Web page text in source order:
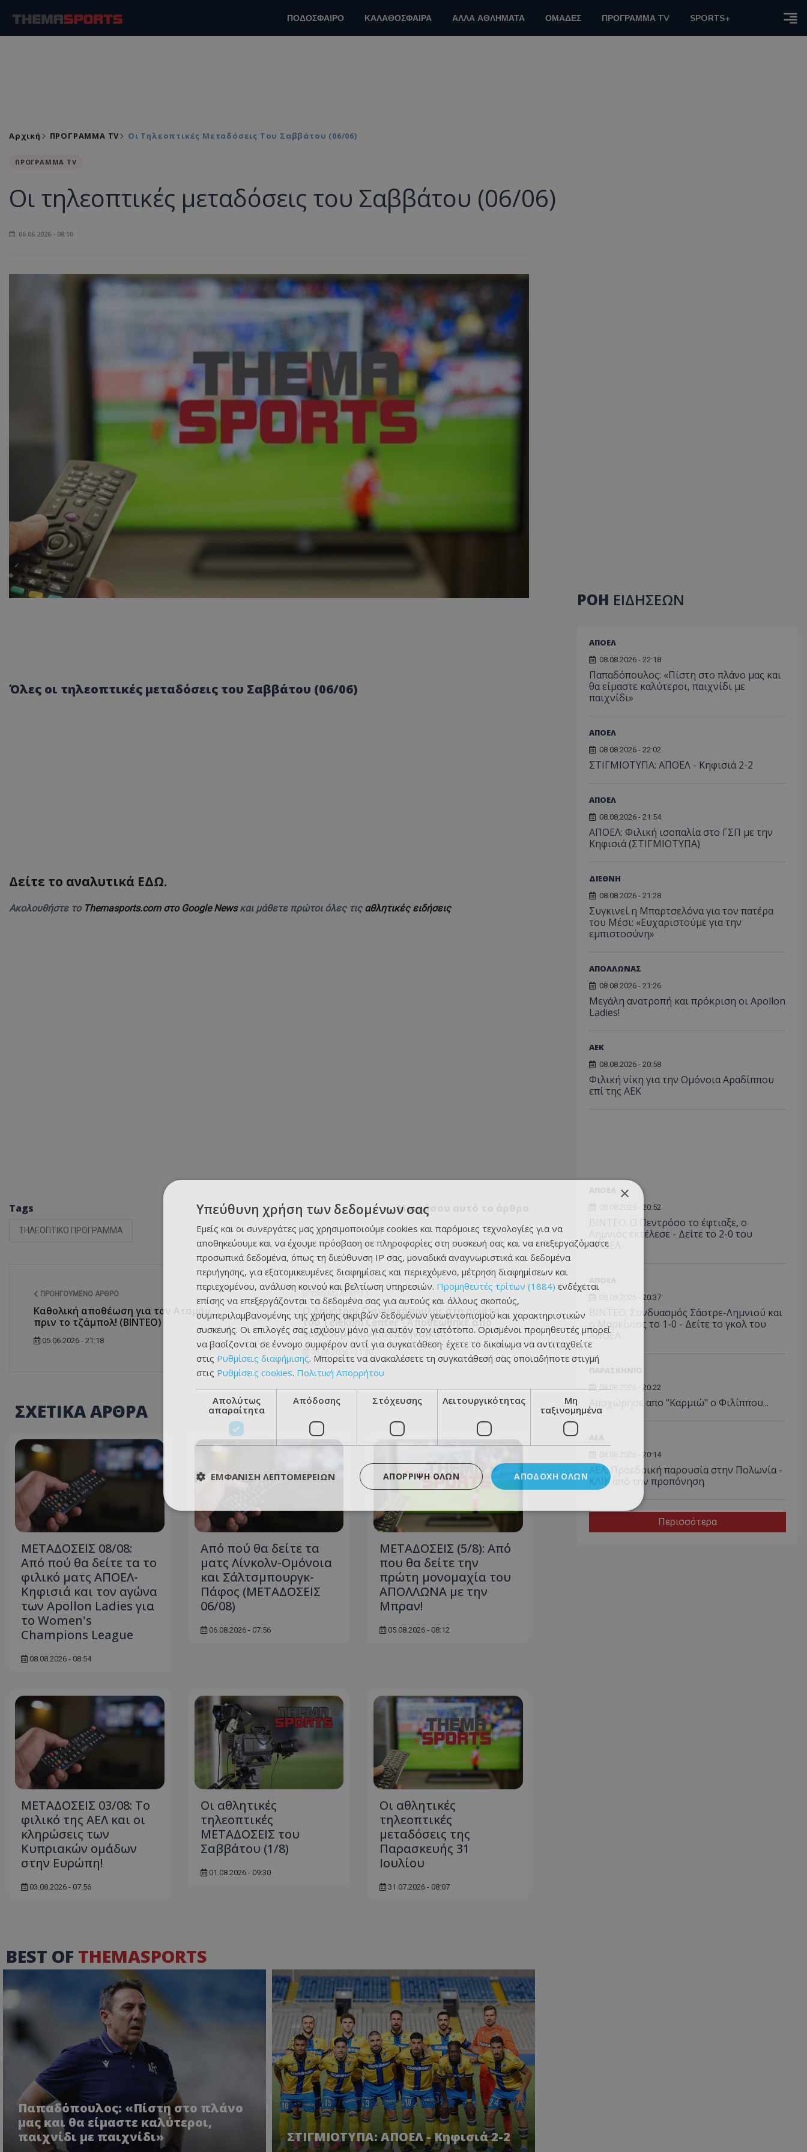
ΠΟΔΟΣΦΑΙΡΟ ΚΑΛΑΘΟΣΦΑΙΡΑ ΑΛΛΑ ΑΘΛΗΜΑΤΑ ΟΜΑΔΕΣ ΠΡΟΓΡΑΜΜΑ TV SPORTS+
Αρχική ΠΡΟΓΡΑΜΜΑ TV Οι Τηλεοπτικές Μεταδόσεις Του Σαββάτου (06/06)
ΠΡΟΓΡΑΜΜΑ TV
Οι τηλεοπτικές μεταδόσεις του Σαββάτου (06/06)
06.06.2026 - 08:10
Όλες οι τηλεοπτικές μεταδόσεις του Σαββάτου (06/06)
Δείτε το αναλυτικά ΕΔΩ.
Ακολουθήστε το Themasports.com στο Google Newsκαι μάθετε πρώτοι όλες τις αθλητικές ειδήσεις
Tags
ΤΗΛΕΟΠΤΙΚΟ ΠΡΟΓΡΑΜΜΑ
Μοιράσου αυτό το άρθρο
ΠΡΟΗΓΟΎΜΕΝΟ ΆΡΘΡΟ
Καθολική αποθέωση για τον Αταμάν
πριν το τζάμπολ! (ΒΙΝΤΕΟ)
05.06.2026 - 21:18
ΕΠΌΜΕΝΟ ΆΡΘΡΟ
Ο Δημήτρης Γιαννακόπουλος στη σουίτα
του Telekom Center - Αποθεώθηκε από
τον κόσμο του Παναθηναϊκού
05.06.2026 - 21:30
ΣΧΕΤΙΚΑ ΑΡΘΡΑ
ΜΕΤΑΔΟΣΕΙΣ 08/08:
Από πού θα δείτε τα το
φιλικό ματς ΑΠΟΕΛ-
Κηφισιά και τον αγώνα
των Apollon Ladies για
το Women's
Champions League
08.08.2026 - 08:54
Από πού θα δείτε τα
ματς Λίνκολν-Ομόνοια
και Σάλτσμπουργκ-
Πάφος (ΜΕΤΑΔΟΣΕΙΣ
06/08)
06.08.2026 - 07:56
ΜΕΤΑΔΟΣΕΙΣ (5/8): Από
που θα δείτε την
πρώτη μονομαχία του
ΑΠΟΛΛΩΝΑ με την
Μπραν!
05.08.2026 - 08:12
ΜΕΤΑΔΟΣΕΙΣ 03/08: Το
φιλικό της ΑΕΛ και οι
κληρώσεις των
Κυπριακών ομάδων
στην Ευρώπη!
03.08.2026 - 07:56
Οι αθλητικές
τηλεοπτικές
ΜΕΤΑΔΟΣΕΙΣ του
Σαββάτου (1/8)
01.08.2026 - 09:30
Οι αθλητικές
τηλεοπτικές
μεταδόσεις της
Παρασκευής 31
Ιουλίου
31.07.2026 - 08:07
BEST OF THEMASPORTS
Παπαδόπουλος: «Πίστη στο πλάνο
μας και θα είμαστε καλύτεροι,
παιχνίδι με παιχνίδι»
ΣΤΙΓΜΙΟΤΥΠΑ: ΑΠΟΕΛ - Κηφισιά 2-2
ΡΟΗ ΕΙΔΗΣΕΩΝ
ΑΠΟΕΛ
08.08.2026 - 22:18
Παπαδόπουλος: «Πίστη στο πλάνο μας και
θα είμαστε καλύτεροι, παιχνίδι με
παιχνίδι»
ΑΠΟΕΛ
08.08.2026 - 22:02
ΣΤΙΓΜΙΟΤΥΠΑ: ΑΠΟΕΛ - Κηφισιά 2-2
ΑΠΟΕΛ
08.08.2026 - 21:54
ΑΠΟΕΛ: Φιλική ισοπαλία στο ΓΣΠ με την
Κηφισιά (ΣΤΙΓΜΙΟΤΥΠΑ)
ΔΙΕΘΝΗ
08.08.2026 - 21:28
Συγκινεί η Μπαρτσελόνα για τον πατέρα
του Μέσι: «Ευχαριστούμε για την
εμπιστοσύνη»
ΑΠΟΛΛΩΝΑΣ
08.08.2026 - 21:26
Μεγάλη ανατροπή και πρόκριση οι Apollon
Ladies!
ΑEK
08.08.2026 - 20:58
Φιλική νίκη για την Ομόνοια Αραδίππου
επί της ΑΕΚ
08.08.2026 - 20:52
ΒΙΝΤΕΟ: Ο Πεντρόσο το έφτιαξε, ο
Λημνιός εκτέλεσε - Δείτε το 2-0 του
ΑΠΟΕΛ
08.08.2026 - 20:37
ΒΙΝΤΕΟ: Συνδυασμός Σάστρε-Λημνιού και
ο Μαρκίνιος το 1-0 - Δείτε το γκολ του
ΑΠΟΕΛ
08.08.2026 - 20:22
Aποχώρησε απο "Καρμιώ" ο Φιλίππου...
08.08.2026 - 20:14
ΑΕΛ: Προεδρική παρουσία στην Πολωνία -
ΚΛΙΚ από την προπόνηση
Περισσότερα
×
Υπεύθυνη χρήση των δεδομένων σας
Εμείς και οι συνεργάτες μας χρησιμοποιούμε cookies και παρόμοιες τεχνολογίες για να
αποθηκεύουμε και να έχουμε πρόσβαση σε πληροφορίες στη συσκευή σας και να επεξεργαζόμαστε
προσωπικά δεδομένα, όπως τη διεύθυνση IP σας, μοναδικά αναγνωριστικά και δεδομένα
περιήγησης, για εξατομικευμένες διαφημίσεις και περιεχόμενο, μέτρηση διαφημίσεων και
περιεχομένου, ανάλυση κοινού και βελτίωση υπηρεσιών. Προμηθευτές τρίτων (1884) ενδέχεται
επίσης να επεξεργάζονται τα δεδομένα σας για αυτούς και άλλους σκοπούς,
συμπεριλαμβανομένης της χρήσης ακριβών δεδομένων γεωεντοπισμού και χαρακτηριστικών
συσκευής. Οι επιλογές σας ισχύουν μόνο για αυτόν τον ιστότοπο. Ορισμένοι προμηθευτές μπορεί
να βασίζονται σε έννομο συμφέρον αντί για συγκατάθεση· έχετε το δικαίωμα να αντιταχθείτε
στις Ρυθμίσεις διαφήμισης. Μπορείτε να ανακαλέσετε τη συγκατάθεσή σας οποιαδήποτε στιγμή
στις Ρυθμίσεις cookies. Πολιτική Απορρήτου
Απολύτως
απαραίτητα
Απόδοσης Στόχευσης Λειτουργικότητας
Μη
ταξινομημένα
ΑΠΟΔΟΧΉ ΌΛΩΝ
ΑΠΌΡΡΙΨΗ ΌΛΩΝ
ΕΜΦΆΝΙΣΗ ΛΕΠΤΟΜΕΡΕΙΏΝ